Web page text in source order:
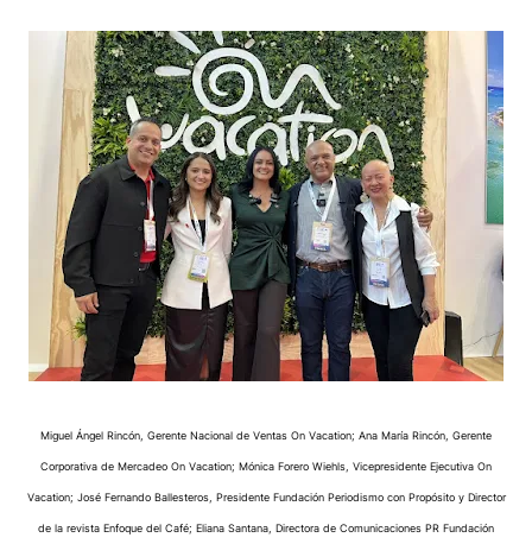
Miguel Ángel Rincón, Gerente Nacional de Ventas On Vacation; Ana María Rincón, Gerente
Corporativa de Mercadeo On Vacation; Mónica Forero Wiehls, Vicepresidente Ejecutiva On
Vacation; José Fernando Ballesteros, Presidente Fundación Periodismo con Propósito y Director
de la revista Enfoque del Café; Eliana Santana, Directora de Comunicaciones PR Fundación